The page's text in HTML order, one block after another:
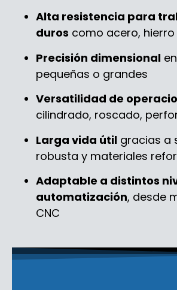
Alta resistencia para
duros como acero,
Precisión dimensional
pequeñas o grandes
Versatilidad de
cilindrado, roscado,
Larga vida útil gracias a
robusta y materiales
Adaptable a distintos
automatización, desde
CNC